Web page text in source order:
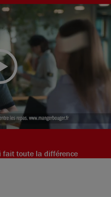
fait toute la différence